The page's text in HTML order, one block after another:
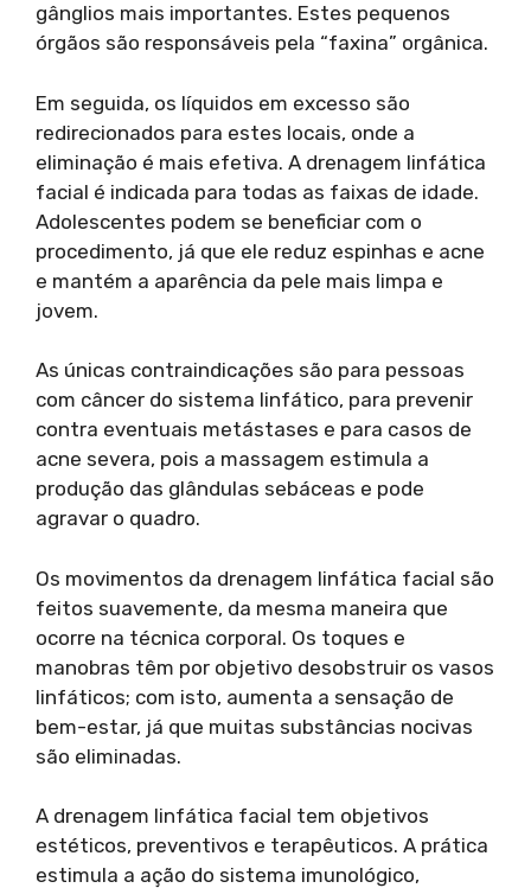
gânglios mais importantes. Estes pequenos
órgãos são responsáveis pela “faxina” orgânica.
Em seguida, os líquidos em excesso são
redirecionados para estes locais, onde a
eliminação é mais efetiva. A drenagem linfática
facial é indicada para todas as faixas de idade.
Adolescentes podem se beneficiar com o
procedimento, já que ele reduz espinhas e acne
e mantém a aparência da pele mais limpa e
jovem.
As únicas contraindicações são para pessoas
com câncer do sistema linfático, para prevenir
contra eventuais metástases e para casos de
acne severa, pois a massagem estimula a
produção das glândulas sebáceas e pode
agravar o quadro.
Os movimentos da drenagem linfática facial são
feitos suavemente, da mesma maneira que
ocorre na técnica corporal. Os toques e
manobras têm por objetivo desobstruir os vasos
linfáticos; com isto, aumenta a sensação de
bem-estar, já que muitas substâncias nocivas
são eliminadas.
A drenagem linfática facial tem objetivos
estéticos, preventivos e terapêuticos. A prática
estimula a ação do sistema imunológico,